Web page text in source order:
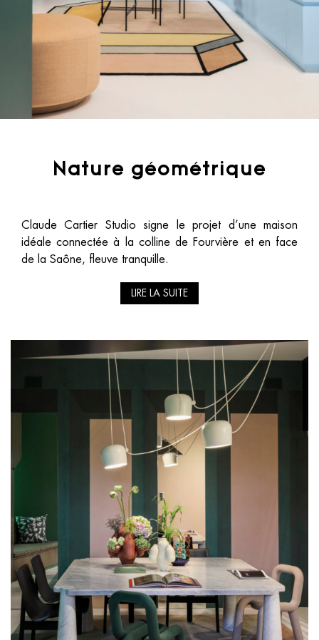
Nature géométrique
Claude Cartier Studio signe le projet d’une maison
idéale connectée à la colline de Fourvière et en face
de la Saône, fleuve tranquille.
LIRE LA SUITE